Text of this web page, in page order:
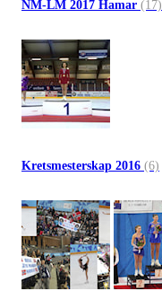
NM-LM 2017 Hamar (17)
Kretsmesterskap 2016 (6)